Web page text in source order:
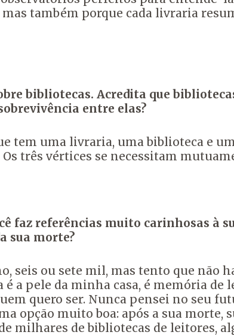
também porque cada livraria
bibliotecas. Acredita que
entre elas?
tem uma livraria, uma biblioteca e
três vértices se necessitam
faz referências muito carinhosas à
sua morte?
seis ou sete mil, mas tento que não
é a pele da minha casa, é memória
quero ser. Nunca pensei no seu
opção muito boa: após a sua
milhares de bibliotecas de leitores,